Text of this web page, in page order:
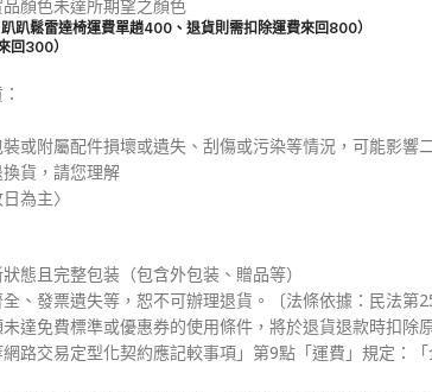
顏色未達所期望之顏色
趴鬆雷達椅運費單趟400、退貨則需扣除運費來回800）
回300）
或附屬配件損壞或遺失、刮傷或污染等情況，可能影響
貨，請您理解
為主〉
態且完整包装（包含外包装、贈品等）
、發票遺失等，恕不可辦理退貨。〔法條依據：民法第
達免費標準或優惠券的使用條件，將於退貨退款時扣除
路交易定型化契約應記較事項」第9點「運費」規定：